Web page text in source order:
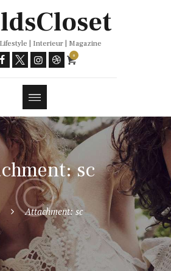
| Interieur | Magazine
0
sc
Attachment: sc